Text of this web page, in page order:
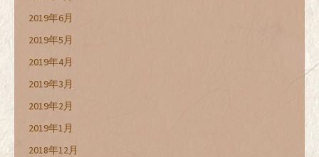
2019年6月
2019年5月
2019年4月
2019年3月
2019年2月
2019年1月
2018年12月